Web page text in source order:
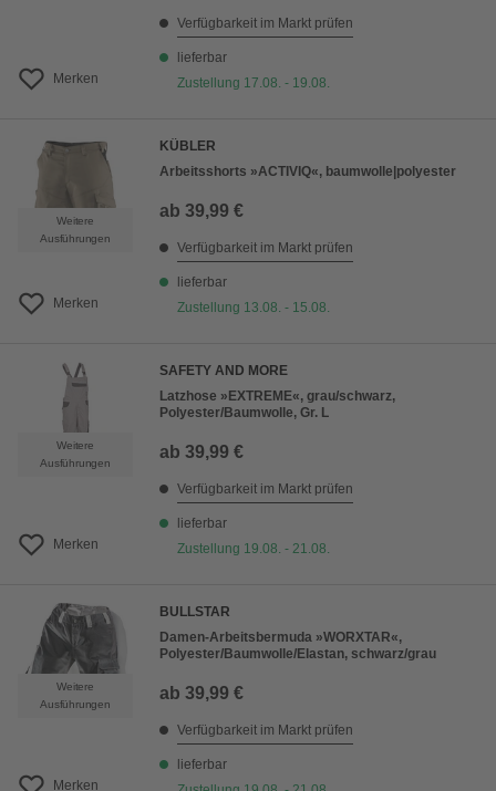
Merken
Verfügbarkeit im Markt prüfen
lieferbar
Zustellung 17.08. - 19.08.
Weitere
Ausführungen
Merken
KÜBLER
Arbeitsshorts »ACTIVIQ«, baumwolle|polyester
ab 39,99 €
Verfügbarkeit im Markt prüfen
lieferbar
Zustellung 13.08. - 15.08.
Weitere
Ausführungen
Merken
SAFETY AND MORE
Latzhose »EXTREME«, grau/schwarz,
Polyester/Baumwolle, Gr. L
ab 39,99 €
Verfügbarkeit im Markt prüfen
lieferbar
Zustellung 19.08. - 21.08.
Weitere
Ausführungen
Merken
BULLSTAR
Damen-Arbeitsbermuda »WORXTAR«,
Polyester/Baumwolle/Elastan, schwarz/grau
ab 39,99 €
Verfügbarkeit im Markt prüfen
lieferbar